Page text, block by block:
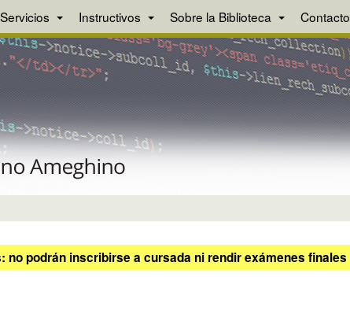
Servicios Instructivos Sobre la Biblioteca Contacto
podrán inscribirse a cursada ni rendir exámenes finales